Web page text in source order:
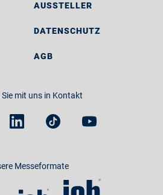
AUSSTELLER
DATENSCHUTZ
AGB
Sie mit uns in Kontakt
Messeformate